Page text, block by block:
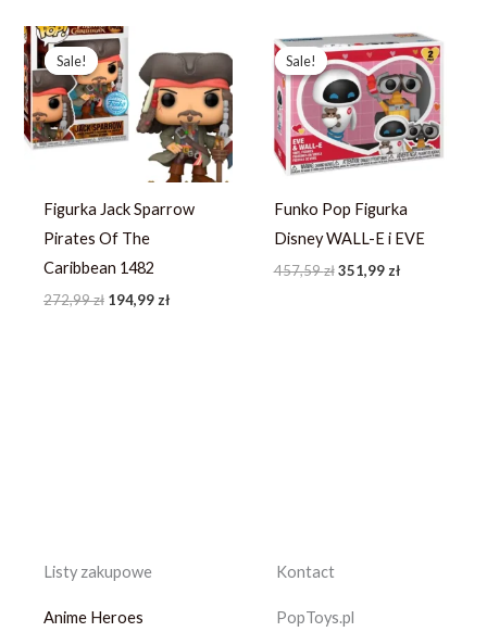
Sale!
Sale!
Figurka Jack Sparrow
Pirates Of The
Caribbean 1482
272,99zł
Pierwotna
cena
wynosiła:
272,99 zł.
194,99 zł
cena
wynosi:
194,99 zł.
Sale!
Sale!
Funko Pop Figurka
Disney WALL-E i EVE
457,59zł
Pierwotna
cena
wynosiła:
457,59 zł.
351,99 zł
Aktualna
cena
wynosi:
351,99 zł.
Listy zakupowe
Anime Heroes
Kontact
PopToys.pl